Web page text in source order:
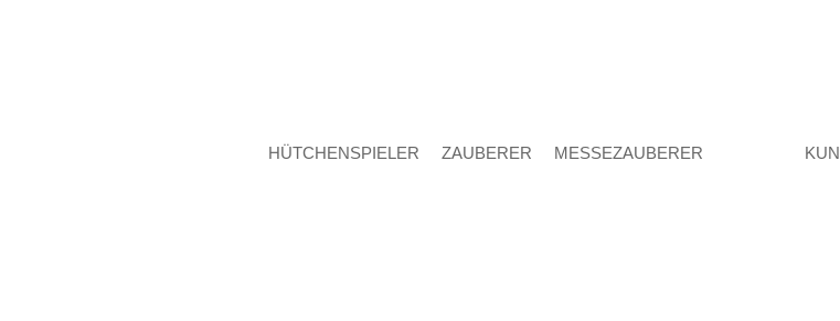
HÜTCHENSPIELER ZAUBERER MESSEZAUBERER